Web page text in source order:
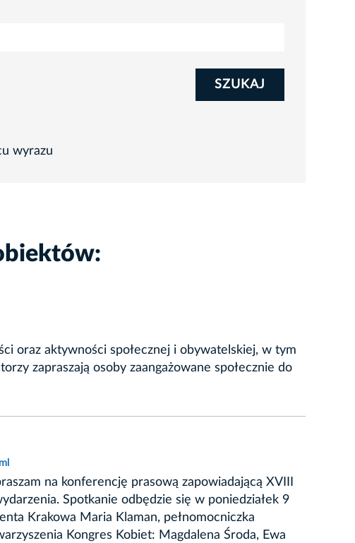
SZUKAJ
wyrazu
oraz aktywności społecznej i obywatelskiej, w tym
zapraszają osoby zaangażowane społecznie do
na konferencję prasową zapowiadającą XVIII
Spotkanie odbędzie się w poniedziałek 9
Krakowa Maria Klaman, pełnomocniczka
Kongres Kobiet: Magdalena Środa, Ewa